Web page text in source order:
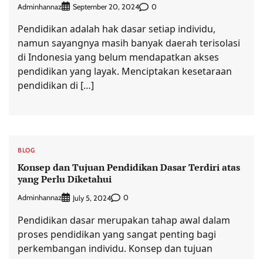
Adminhannaz September 20, 2024 0
Pendidikan adalah hak dasar setiap individu,
namun sayangnya masih banyak daerah terisolasi
di Indonesia yang belum mendapatkan akses
pendidikan yang layak. Menciptakan kesetaraan
pendidikan di […]
BLOG
Konsep dan Tujuan Pendidikan Dasar Terdiri atas
yang Perlu Diketahui
Adminhannaz July 5, 2024 0
Pendidikan dasar merupakan tahap awal dalam
proses pendidikan yang sangat penting bagi
perkembangan individu. Konsep dan tujuan